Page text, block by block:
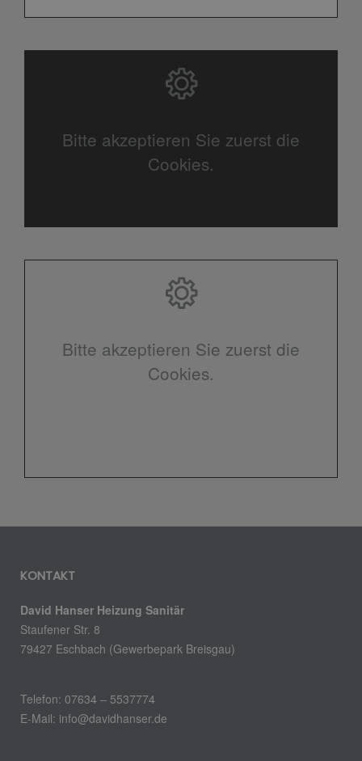
Bitte akzeptieren Sie zuerst die
Cookies.
Bitte akzeptieren Sie zuerst die
Cookies.
KONTAKT
David Hanser Heizung Sanitär
Staufener Str. 8
79427 Eschbach (Gewerbepark Breisgau)
Telefon: 07634 – 5537774
E-Mail: info@davidhanser.de